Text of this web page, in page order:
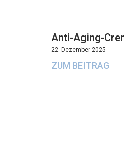
Anti-Aging-
22. Dezember 2025
ZUM BEITRAG